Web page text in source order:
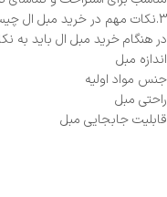
3.نکات مهم در خرید مبل ال چیست؟
در هنگام خرید مبل ال باید به
اندازه مبل
جنس مواد اولیه
راحتی مبل
قابلیت جابجایی مبل